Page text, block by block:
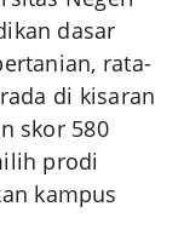
dasar
rata-
di kisaran
skor 580
prodi
kampus